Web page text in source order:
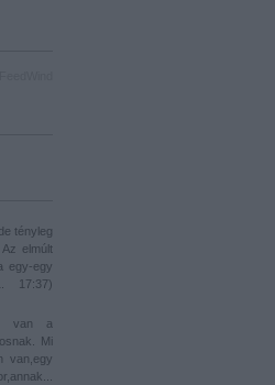
tényleg
elmúlt
egy-egy
17:37)
van a
Mi
van,egy